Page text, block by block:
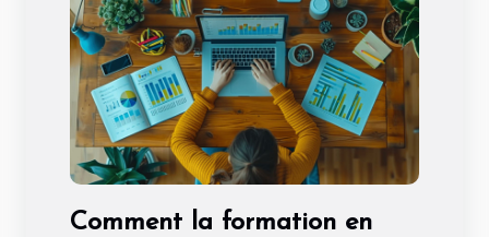
Comment la formation en